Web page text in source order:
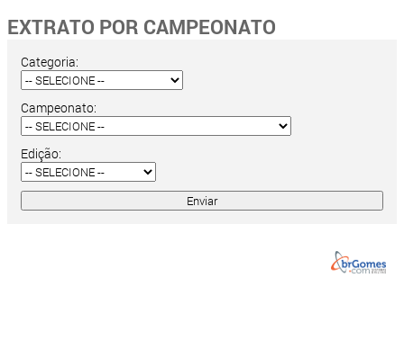
EXTRATO POR CAMPEONATO
Categoria:
Campeonato:
Edição: